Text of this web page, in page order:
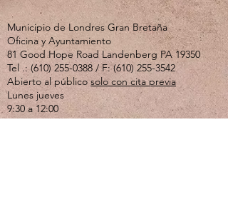
Municipio de Londres Gran Bretaña
Oficina y Ayuntamiento
81 Good Hope Road Landenberg PA 19350
Tel .:(610) 255-0388 / F:(610) 255-3542
Abierto al públicosolo con cita previa
Lunes jueves
9:30 a 12:00